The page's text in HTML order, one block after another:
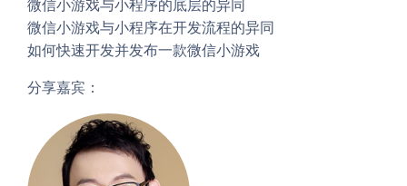
微信小游戏与小程序的底层的异同
微信小游戏与小程序在开发流程的异同
如何快速开发并发布一款微信小游戏
分享嘉宾：